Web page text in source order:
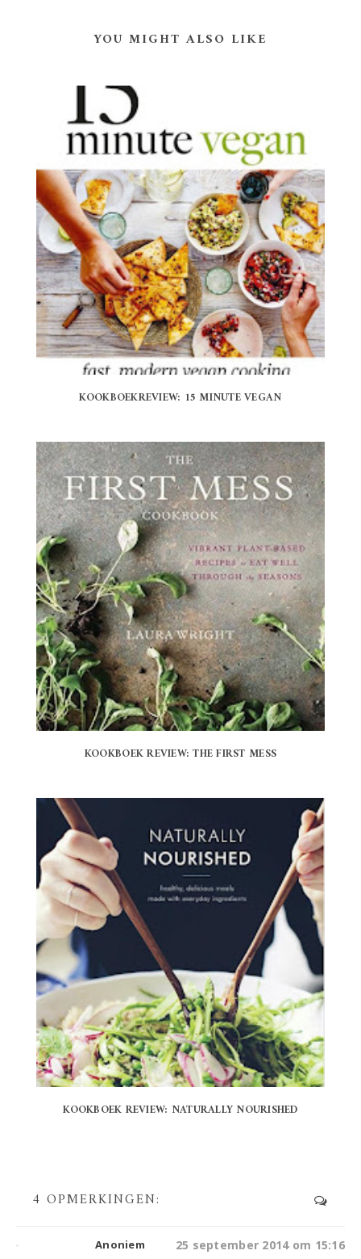
YOU MIGHT ALSO LIKE
KOOKBOEKREVIEW: 15 MINUTE VEGAN
KOOKBOEK REVIEW: THE FIRST MESS
KOOKBOEK REVIEW: NATURALLY NOURISHED
4 OPMERKINGEN:
Anoniem 25 september 2014 om 15:16